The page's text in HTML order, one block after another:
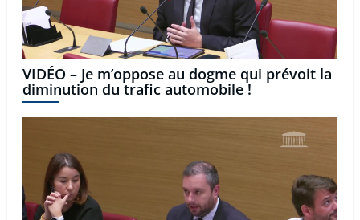
VIDÉO – Je m’oppose au dogme qui prévoit la
diminution du trafic automobile !